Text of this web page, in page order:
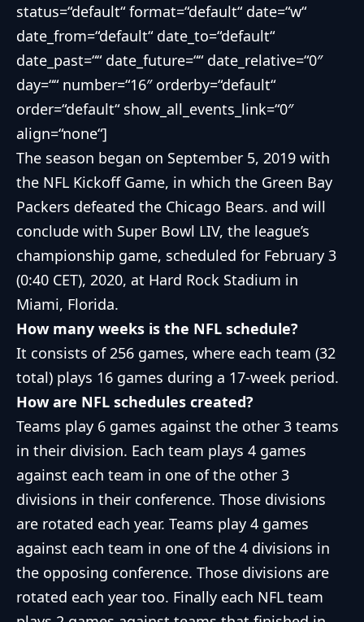
status=“default“ format=“default“ date=“w“
date_from=“default“ date_to=“default“
date_past=““ date_future=““ date_relative=“0″
day=““ number=“16″ orderby=“default“
order=“default“ show_all_events_link=“0″
align=“none“]
The season began on September 5, 2019 with
the NFL Kickoff Game, in which the Green Bay
Packers defeated the Chicago Bears. and will
conclude with Super Bowl LIV, the league’s
championship game, scheduled for February 3
(0:40 CET), 2020, at Hard Rock Stadium in
Miami, Florida.
How many weeks is the NFL schedule?
It consists of 256 games, where each team (32
total) plays 16 games during a 17-week period.
How are NFL schedules created?
Teams play 6 games against the other 3 teams
in their division. Each team plays 4 games
against each team in one of the other 3
divisions in their conference. Those divisions
are rotated each year. Teams play 4 games
against each team in one of the 4 divisions in
the opposing conference. Those divisions are
rotated each year too. Finally each NFL team